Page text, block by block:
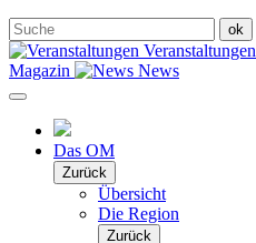
Veranstaltungen
Magazin
News
Das OM
Zurück
Übersicht
Die Region
Zurück